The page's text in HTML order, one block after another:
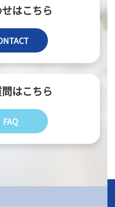
はこちら
はこちら
FAQ